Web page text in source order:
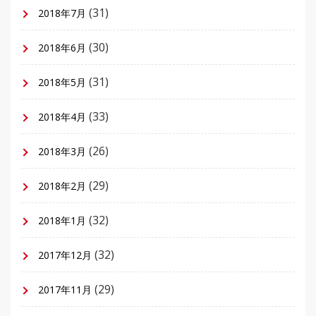
2018年7月 (31)
2018年6月 (30)
2018年5月 (31)
2018年4月 (33)
2018年3月 (26)
2018年2月 (29)
2018年1月 (32)
2017年12月 (32)
2017年11月 (29)